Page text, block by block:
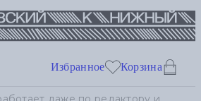
Избранное Корзина